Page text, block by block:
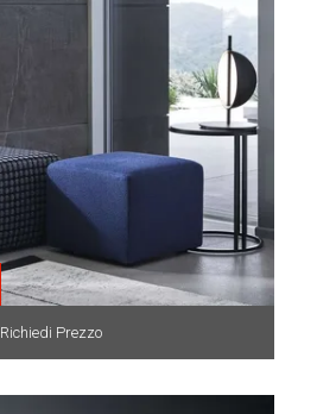
Richiedi Prezzo